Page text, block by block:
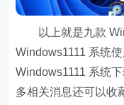
以上就是九款
Windows1111 系统
Windows1111 系统
多相关消息还可以收